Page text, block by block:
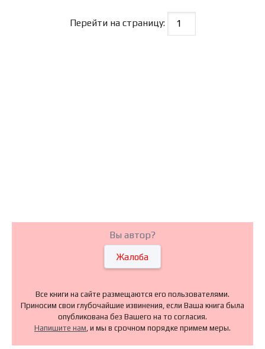
Перейти на страницу:
Вы автор?
Жалоба
Все книги на сайте размещаются его пользователями.
Приносим свои глубочайшие извинения, если Ваша книга была
опубликована без Вашего на то согласия.
Напишите нам , и мы в срочном порядке примем меры.